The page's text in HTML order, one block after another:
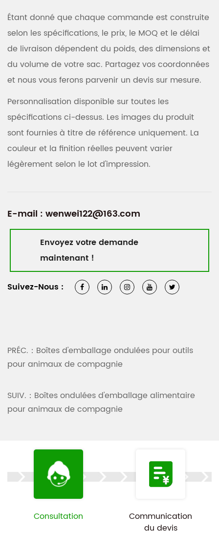
Étant donné que chaque commande est construite
selon les spécifications, le prix, le MOQ et le délai
de livraison dépendent du poids, des dimensions et
du volume de votre sac. Partagez vos coordonnées
et nous vous ferons parvenir un devis sur mesure.
Personnalisation disponible sur toutes les
spécifications ci-dessus. Les images du produit
sont fournies à titre de référence uniquement. La
couleur et la finition réelles peuvent varier
légèrement selon le lot d'impression.
E-mail : wenwei122@163.com
Envoyez votre demande
maintenant !
Suivez-Nous :
PRÉC.：Boîtes d'emballage ondulées pour outils
pour animaux de compagnie
SUIV.：Boîtes ondulées d'emballage alimentaire
pour animaux de compagnie
Consultation
Communication
du devis